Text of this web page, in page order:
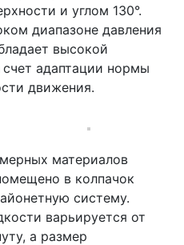
и углом 130°.
диапазоне давления
высокой
адаптации нормы
движения.
материалов
в колпачок
систему.
варьируется от
а размер